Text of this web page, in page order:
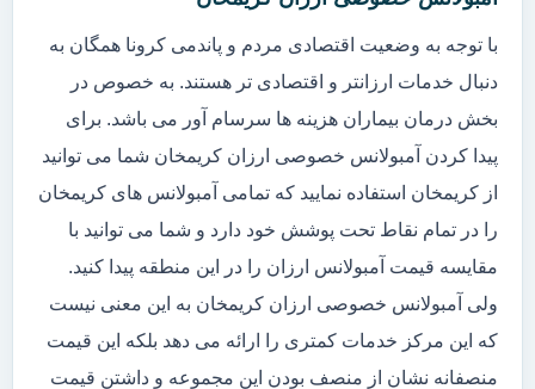
با توجه به وضعیت اقتصادی مردم و پاندمی کرونا همگان به
دنبال خدمات ارزانتر و اقتصادی تر هستند. به خصوص در
بخش درمان بیماران هزینه ها سرسام آور می باشد. برای
پیدا کردن آمبولانس خصوصی ارزان کریمخان شما می توانید
از کریمخان استفاده نمایید که تمامی آمبولانس های کریمخان
را در تمام نقاط تحت پوشش خود دارد و شما می توانید با
مقایسه قیمت آمبولانس ارزان را در این منطقه پیدا کنید.
ولی آمبولانس خصوصی ارزان کریمخان به این معنی نیست
که این مرکز خدمات کمتری را ارائه می دهد بلکه این قیمت
منصفانه نشان از منصف بودن این مجموعه و داشتن قیمت